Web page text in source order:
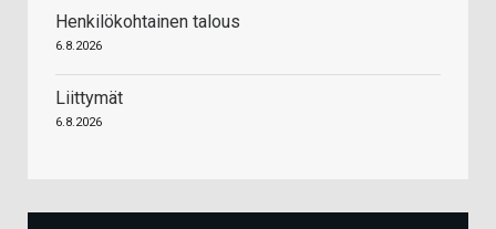
Henkilökohtainen talous
6.8.2026
Liittymät
6.8.2026